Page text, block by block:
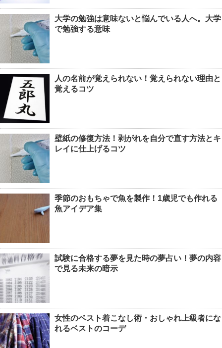
大学の勉強は意味ないと悩んでいる人へ。大学
で勉強する意味
人の名前が覚えられない！覚えられない理由と
覚えるコツ
壁紙の修復方法！剥がれを自分で直す方法とキ
レイに仕上げるコツ
季節のおもちゃで魚を製作！1歳児でも作れる
魚アイデア集
試験に合格する夢を見た時の夢占い！夢の内容
で見る未来の暗示
女性のベスト着こなし術・おしゃれ上級者にな
れるベストのコーデ